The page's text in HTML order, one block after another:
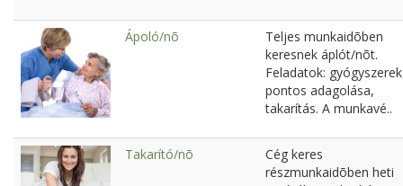
Ápoló/nõ
Teljes munkaidõben
keresnek áplót/nõt.
Feladatok: gyógyszerek
pontos adagolása,
takarítás. A munkavé..
Takarító/nõ
Cég keres
részmunkaidõben heti